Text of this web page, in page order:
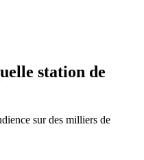
station de
sur des milliers de